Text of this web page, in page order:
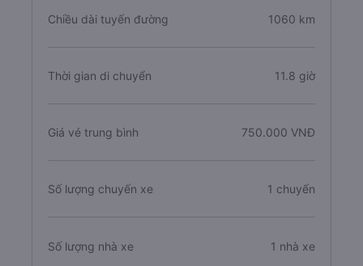
Chiều dài tuyến đường 1060 km
Thời gian di chuyển 11.8 giờ
Giá vé trung bình 750.000 VNĐ
Số lượng chuyến xe 1 chuyến
Số lượng nhà xe 1 nhà xe